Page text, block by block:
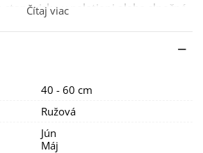
stanovisko v polotieni alebo slnečné
budete musieť rastline dopriať
Pôda by mala byťvýživná a
rady ťažké ílovité pôdy a ani
zasypávať okolie rastliny
čím ochránime korene pred prílišným
teplôt.
ale aj tak je dobré poskytnúť jej
Čítaj viac
40 - 60 cm
Ružová
Jún
Máj